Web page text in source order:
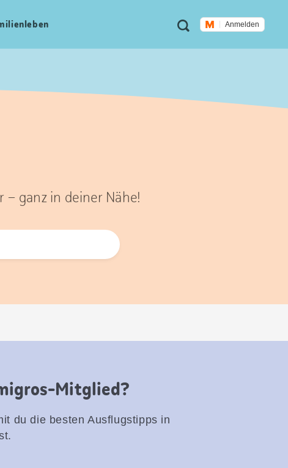
Meta
Navigation
Suche Anmelden
– ganz in deiner Nähe!
Mitglied?
du die besten Ausflugstipps in